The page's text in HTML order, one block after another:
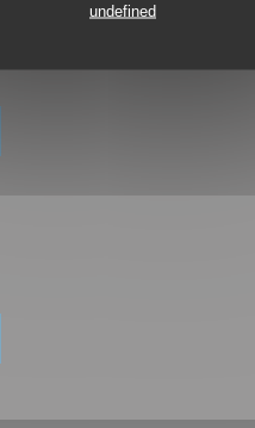
undefined
janela))
nova janela))